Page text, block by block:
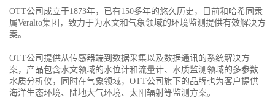
OTT公司成立于1873年，已有150多年的悠久历史，目前和哈希同隶
属Veralto集团，致力于为水文和气象领域的环境监测提供有效解决方
案。
OTT公司提供从传感器端到数据采集以及数据通讯的系统解决方
案，产品包含水文领域的水位计和流量计、水质监测领域的多参数
水质分析仪，同时在气象领域，OTT公司旗下的品牌也为客户提供
海洋生态环境、陆地大气环境、太阳辐射等监测方案。